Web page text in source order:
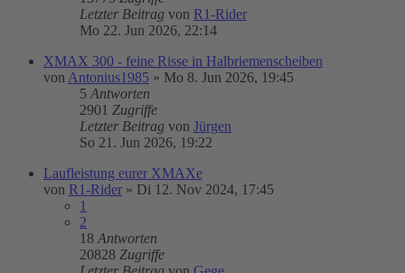
Letzter Beitrag von R1-Rider
Mo 22. Jun 2026, 22:14
XMAX 300 - feine Risse in Halbriemenscheiben
von Antonius1985 » Mo 8. Jun 2026, 19:45
5 Antworten
2901 Zugriffe
Letzter Beitrag von Jürgen
So 21. Jun 2026, 19:22
Laufleistung eurer XMAXe
von R1-Rider » Di 12. Nov 2024, 17:45
1
2
18 Antworten
20828 Zugriffe